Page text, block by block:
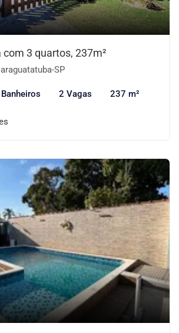
com 3 quartos, 237m²
SP
2 Vagas 237 m²